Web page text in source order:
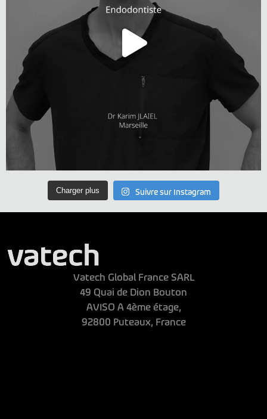
Charger plus Suivre sur Instagram
Vatech Global France SARL
49 Quai de Dion Bouton
AVISO A 4ème étage,
92800 Puteaux, France